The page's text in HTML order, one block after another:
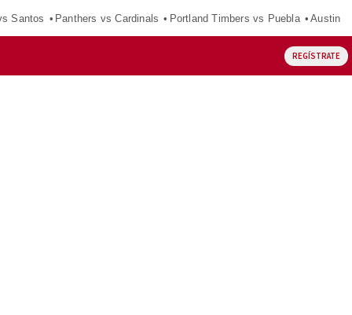
Santos Panthers vs Cardinals Portland Timbers vs Puebla Austin
REGÍSTRATE